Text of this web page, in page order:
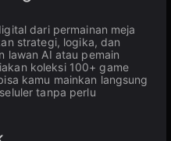
dari permainan meja
strategi, logika, dan
lawan AI atau pemain
koleksi 100+ game
kamu mainkan langsung
tanpa perlu